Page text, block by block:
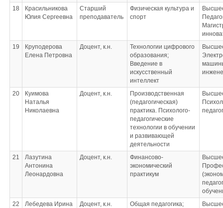
выпускной
квалификационной
работы (Член
18
Красильникова
Юлия Сергеевна
Старший
преподаватель
Физическая культура и
спорт
19
Круподерова
Елена Петровна
Доцент, к.н.
Технологии цифрового
образования;
Введение в
искусственный
интеллект
20
Куимова
Наталья
Николаевна
Доцент, к.н.
Производственная
(педагогическая)
практика. Психолого-
педагогические
технологии в обучении
и развивающей
деятельности
21
Лазутина
Антонина
Леонардовна
Доцент, к.н.
Финансово-
экономический
практикум
22
Лебедева Ирина
Доцент, к.н.
Общая педагогика;